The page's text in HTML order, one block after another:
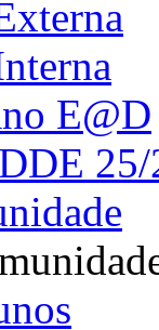
E@D
25/